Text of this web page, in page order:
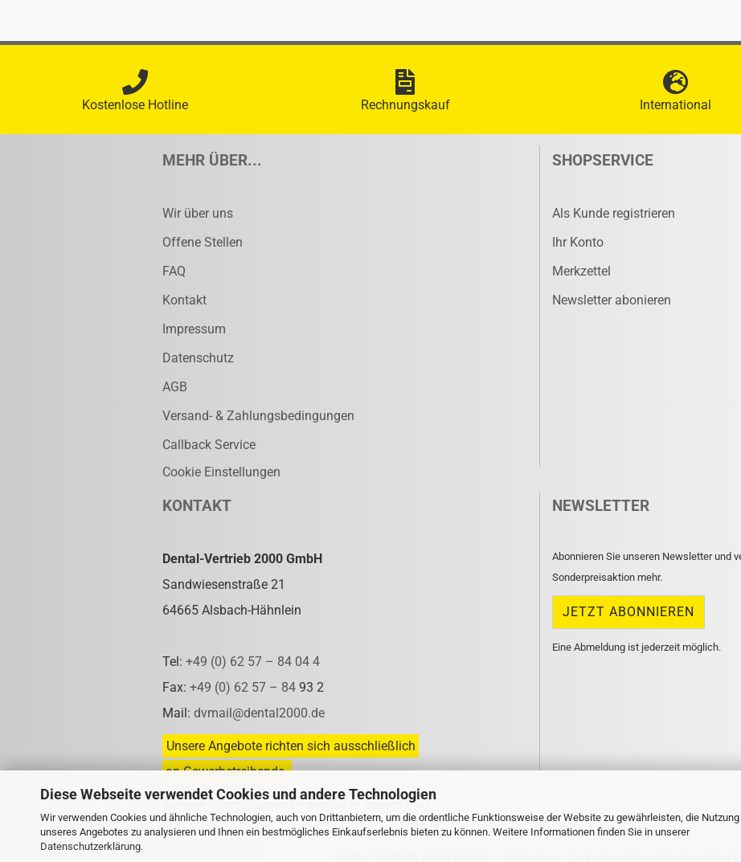
Diese Webseite verwendet Cookies und andere Technologien
Wir verwenden Cookies und ähnliche Technologien, auch von Drittanbietern, um die ordentliche Funktionsweise der Website zu gewährleisten, die Nutzung
unseres Angebotes zu analysieren und Ihnen ein bestmögliches Einkaufserlebnis bieten zu können. Weitere Informationen finden Sie in unserer
Datenschutzerklärung.
Kostenlose Hotline Rechnungskauf International
MEHR ÜBER...
Wir über uns
Offene Stellen
FAQ
Kontakt
Impressum
Datenschutz
AGB
Versand- & Zahlungsbedingungen
Callback Service
Cookie Einstellungen
SHOPSERVICE
Als Kunde registrieren
Ihr Konto
Merkzettel
Newsletter abonieren
KONTAKT
Dental-Vertrieb 2000 GmbH
Sandwiesenstraße 21
64665 Alsbach-Hähnlein
Tel: +49 (0) 62 57 – 84 04 4
Fax: +49 (0) 62 57 – 84 93 2
Mail: dvmail@dental2000.de
Unsere Angebote richten sich ausschließlich
an Gewerbetreibende.
Weitere Informationen finden Sie in unsernFAQ.
NEWSLETTER
Abonnieren Sie unseren Newsletter und
Sonderpreisaktion mehr.
Eine Abmeldung ist jederzeit möglich.